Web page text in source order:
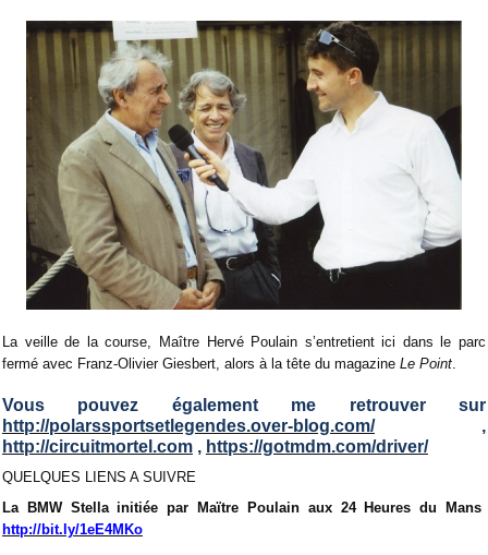
La veille de la course, Maître Hervé Poulain s’entretient ici dans le parc
fermé avec Franz-Olivier Giesbert, alors à la tête du magazine Le Point
Vous pouvez également me retrouver sur
http://polarssportsetlegendes.over-blog.com/,
http://circuitmortel.com , https://gotmdm.com/driver/
QUELQUES LIENS A SUIVRE
La BMW Stella initiée par Maïtre Poulain aux 24 Heures du Mans
http://bit.ly/1eE4MKo